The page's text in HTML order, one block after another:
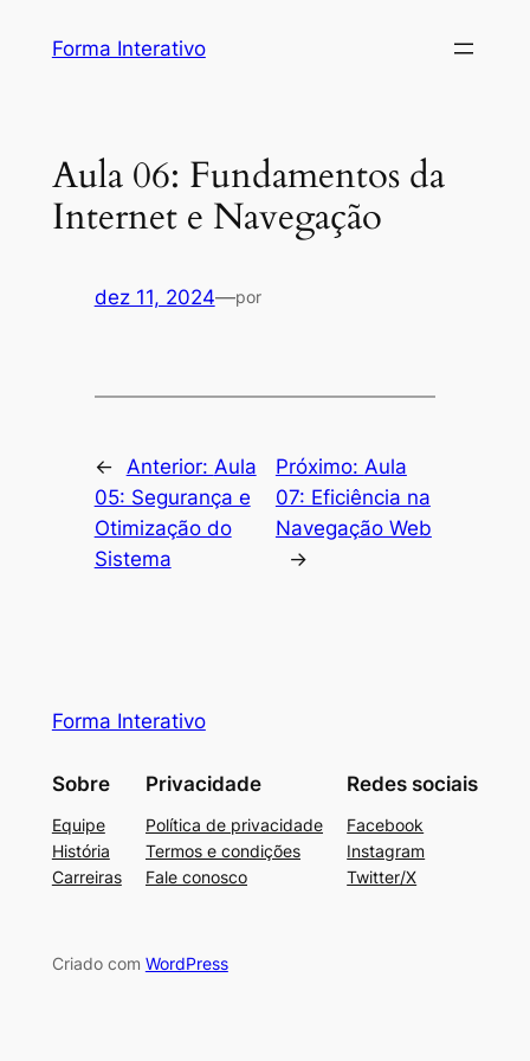
Forma Interativo
Aula 06: Fundamentos da
Internet e Navegação
dez 11, 2024—por
← Anterior: Aula
05: Segurança e
Otimização do
Sistema
Próximo: Aula
07: Eficiência na
Navegação Web
→
Forma Interativo
Sobre
Equipe
História
Carreiras
Privacidade
Política de privacidade
Termos e condições
Fale conosco
Redes sociais
Facebook
Instagram
Twitter/X
Criado com WordPress